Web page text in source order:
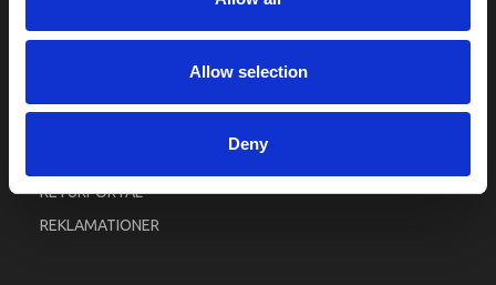
Allow selection
Deny
RETURPORTAL
REKLAMATIONER